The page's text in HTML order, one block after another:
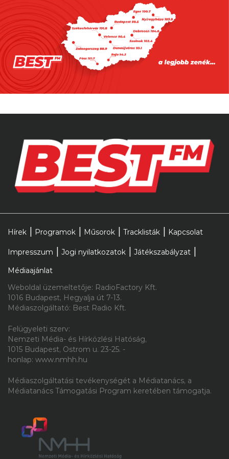
2026.08.05. 08:00
Sosem látott George Michael-
koncertfelvételek jönnek a moziba
Az új James Bondnak teljesen
másnak kell lennie, mint Daniel
Craig
Magyar gyerekdal is segít kideríteni
mikor perdülünk táncra
2026.08.07. 10:00
„Hiszem, hogy ez több embert fog
elhozni a kereszténységhez
korábban” – 53 éves a JKSZ
Hírek Programok Műsorok Tracklisták Kapcsolat
Impresszum Jogi nyilatkozatok
Játékszabályzat
Médiaajánlat
Weboldal üzemeltetője: RadioFactory Kft.
1016 Budapest, Hegyalja út 7-13.
Médiaszolgáltató: Best Radio Kft.
Felügyeleti szerv:
Nemzeti Média- és Hírközlési Hatóság,
1015 Budapest, Ostrom u. 23-25. -
honlap: www.nmhh.hu
Médiaszolgáltatási tevékenységét a Médiatanács, a
Médiatanács Támogatási Program keretében támogatja.